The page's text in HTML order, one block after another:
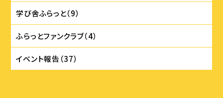
学び舎ふらっと（9）
ふらっとファンクラブ（4）
イベント報告（37）